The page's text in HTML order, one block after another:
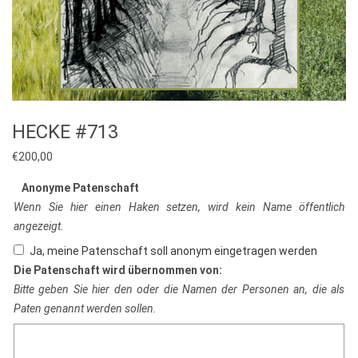
HECKE #713
€200,00
Anonyme Patenschaft
Wenn Sie hier einen Haken setzen, wird kein Name öffentlich
angezeigt.
Ja, meine Patenschaft soll anonym eingetragen werden
Die Patenschaft wird übernommen von:
Bitte geben Sie hier den oder die Namen der Personen an, die als
Paten genannt werden sollen.